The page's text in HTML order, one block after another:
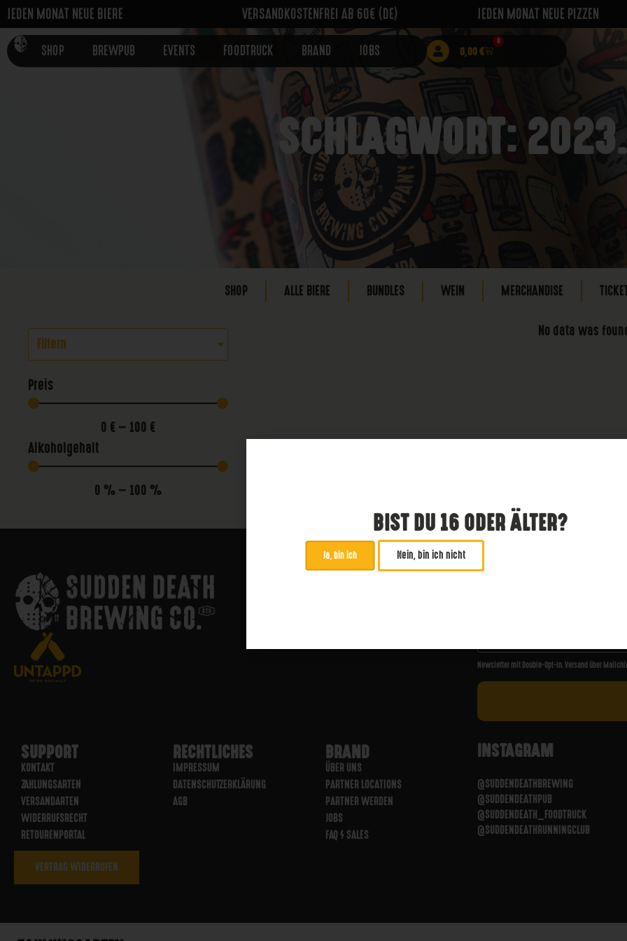
JEDEN MONAT NEUE BIERE VERSANDKOSTENFREI AB 60€ (DE) JEDEN MONAT NEUE PIZZEN
SHOP BREWPUB EVENTS FOODTRUCK BRAND JOBS 0,00€
0
SCHLAGWORT:
SHOP ALLE BIERE BUNDLES WEIN MERCHANDISE
Filtern
Preis
0 € — 100 €
Alkoholgehalt
0 % — 100 %
No data was found
ABONNIERE UNSEREN
Newsletter mit Double-Opt-In. Versand über
SUPPORT
KONTAKT
ZAHLUNGSARTEN
VERSANDARTEN
WIDERRUFSRECHT
RETOURENPORTAL
RECHTLICHES
IMPRESSUM
DATENSCHUTZERKLÄRUNG
AGB
BRAND
ÜBER UNS
PARTNER LOCATIONS
PARTNER WERDEN
JOBS
FAQ / SALES
INSTAGRAM
@SUDDENDEATHBREWING
@SUDDENDEATHPUB
@SUDDENDEATH_FOODTRUCK
@SUDDENDEATHRUNNINGCLUB
VERTRAG WIDERRUFEN
BIST DU 16 ODER ÄLTER?
Ja, bin ich Nein, bin ich nicht